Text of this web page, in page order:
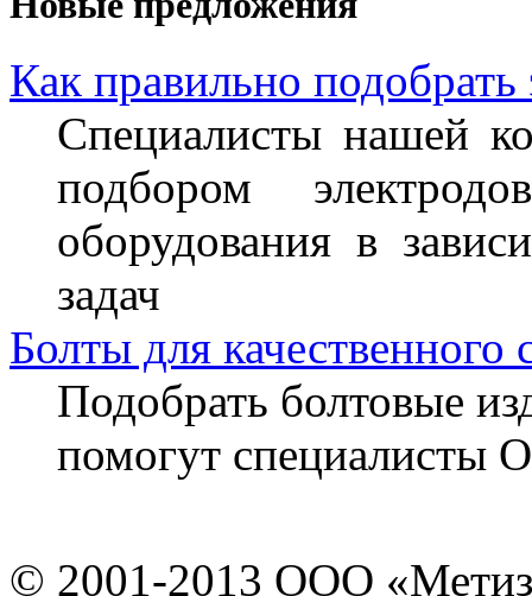
Как правильно подобрать
Специалисты нашей
подбором
оборудования в
задач
Болты для качественного
Подобрать болтовые
помогут
© 2001-2013 ООО